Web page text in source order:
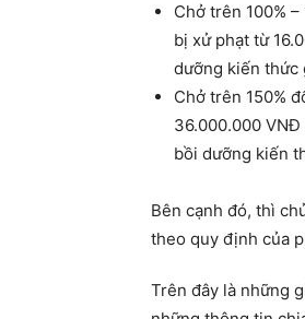
Chở trên 100%
bị xử phạt từ
dưỡng kiến thức
Chở trên 150%
36.000.000
bồi dưỡng kiến
Bên cạnh đó, thì
theo quy định của
Trên đây là những